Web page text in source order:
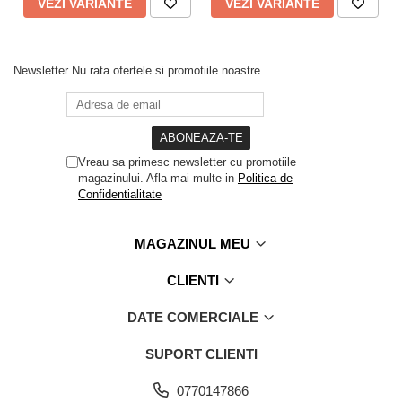
VEZI VARIANTE VEZI VARIANTE
Newsletter Nu rata ofertele si promotiile noastre
Vreau sa primesc newsletter cu promotiile
magazinului. Afla mai multe in Politica de
Confidentialitate
MAGAZINUL MEU
CLIENTI
DATE COMERCIALE
SUPORT CLIENTI
0770147866